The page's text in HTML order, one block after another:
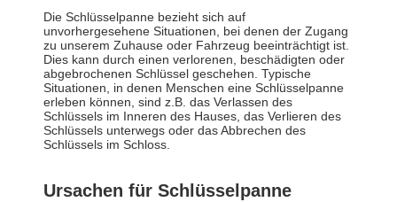
Die Schlüsselpanne bezieht sich auf
unvorhergesehene Situationen, bei denen der Zugang
zu unserem Zuhause oder Fahrzeug beeinträchtigt ist.
Dies kann durch einen verlorenen, beschädigten oder
abgebrochenen Schlüssel geschehen. Typische
Situationen, in denen Menschen eine Schlüsselpanne
erleben können, sind z.B. das Verlassen des
Schlüssels im Inneren des Hauses, das Verlieren des
Schlüssels unterwegs oder das Abbrechen des
Schlüssels im Schloss.
Ursachen für Schlüsselpanne